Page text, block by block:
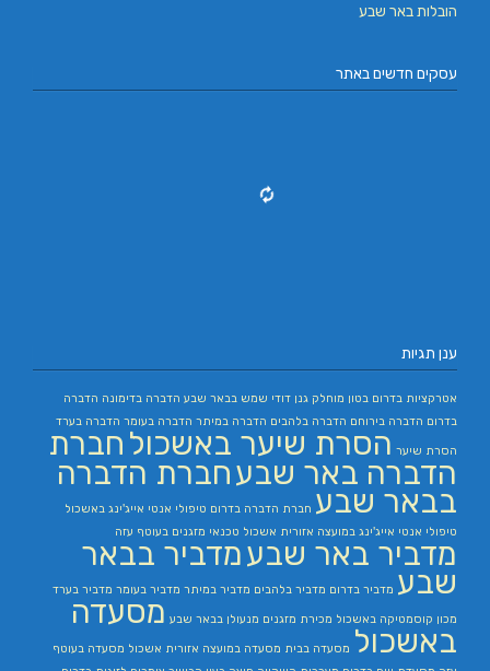
הובלות באר שבע
עסקים חדשים באתר
ענן תגיות
אטרקציות בדרום בטון מוחלק גנן דודי שמש בבאר שבע הדברה בדימונה הדברה
בדרום הדברה בירוחם הדברה בלהבים הדברה במיתר הדברה בעומר הדברה בערד
הסרת שיער הסרת שיער באשכול חברת
הדברה באר שבעחברת הדברה
בבאר שבע חברת הדברה בדרום טיפולי אנטי אייג'ינג באשכול
טיפולי אנטי אייג'ינג במועצה אזורית אשכול טכנאי מזגנים בעוטף עזה
מדביר באר שבעמדביר בבאר
שבע מדביר בדרום מדביר בלהבים מדביר במיתר מדביר בעומר מדביר בערד
מכון קוסמטיקה באשכול מכירת מזגנים מנעולן בבאר שבע מסעדה
באשכול מסעדה בבית מסעדה במועצה אזורית אשכול מסעדה בעוטף